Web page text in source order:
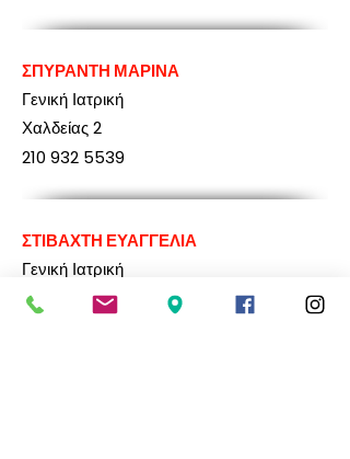
ΣΠΥΡΑΝΤΗ ΜΑΡΙΝΑ
Γενική Ιατρική
Χαλδείας 2
210 932 5539
ΣΤΙΒΑΧΤΗ ΕΥΑΓΓΕΛΙΑ
Γενική Ιατρική
Αϊδινίου 12